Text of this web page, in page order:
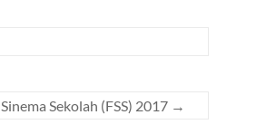
Sekolah (FSS) 2017 →